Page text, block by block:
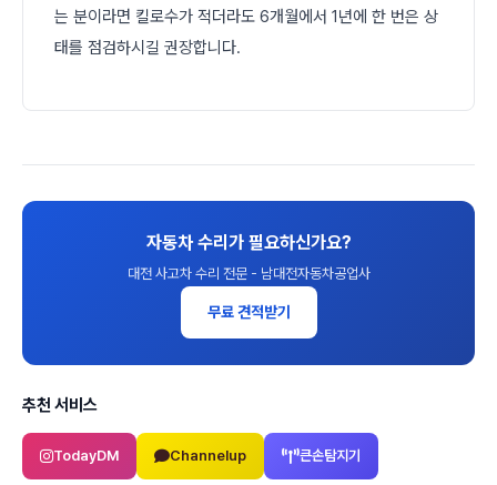
는 분이라면 킬로수가 적더라도 6개월에서 1년에 한 번은 상
태를 점검하시길 권장합니다.
자동차 수리가 필요하신가요?
대전 사고차 수리 전문 - 남대전자동차공업사
무료 견적받기
추천 서비스
TodayDM Channelup 큰손탐지기